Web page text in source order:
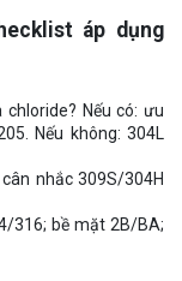
áp dụng
Nếu có: ưu
Nếu không: 304L
nhắc 309S/304H
316; bề mặt 2B/BA;